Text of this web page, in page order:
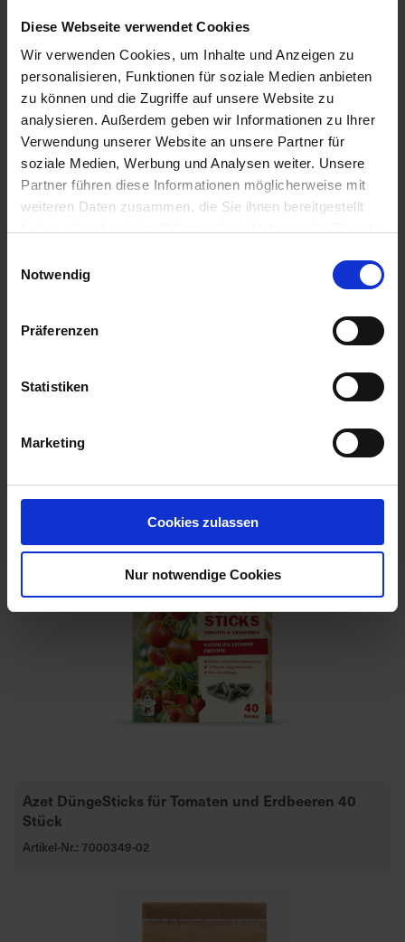
Diese Webseite verwendet Cookies
Wir verwenden Cookies, um Inhalte und Anzeigen zu
personalisieren, Funktionen für soziale Medien anbieten
zu können und die Zugriffe auf unsere Website zu
analysieren. Außerdem geben wir Informationen zu Ihrer
Verwendung unserer Website an unsere Partner für
soziale Medien, Werbung und Analysen weiter. Unsere
Partner führen diese Informationen möglicherweise mit
weiteren Daten zusammen, die Sie ihnen bereitgestellt
Notwendig
Präferenzen
Statistiken
Marketing
Cookies zulassen
Nur notwendige Cookies
Ähnliche Produkte
Substral Dünger-Stäbchen für Tomaten 10 Stück
Azet DüngeSticks für Tomaten und Erdbeeren 40
Stück
Artikel-Nr.: 7000349-02